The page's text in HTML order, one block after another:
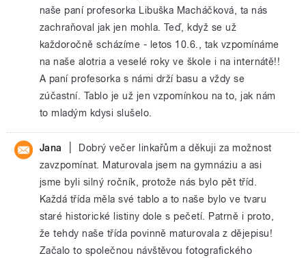
naše paní profesorka Libuška Macháčková, ta nás
zachraňoval jak jen mohla. Teď, když se už
každoročně scházíme - letos 10.6., tak vzpomínáme
na naše alotria a veselé roky ve škole i na internátě!!
A paní profesorka s námi drží basu a vždy se
zúčastní. Tablo je už jen vzpomínkou na to, jak nám
to mladým kdysi slušelo.
Jana
Dobrý večer linkařům a děkuji za možnost
zavzpomínat. Maturovala jsem na gymnáziu a asi
jsme byli silný ročník, protože nás bylo pět tříd.
Každá třída měla své tablo a to naše bylo ve tvaru
staré historické listiny dole s pečetí. Patrně i proto,
že tehdy naše třída povinně maturovala z dějepisu!
Začalo to společnou návštěvou fotografického